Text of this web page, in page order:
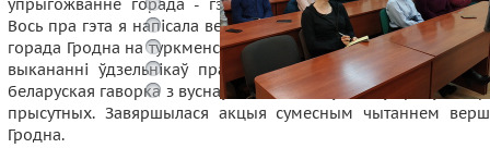
упрыгожванне горада - гэта людзі, добрыя, ветлівыя,
Вось пра гэта я напісала вершы. Паслухайце прызнанне ў
горада Гродна на туркменскай мове». Вершы пра Гродна
выкананні ўдзельнікаў праекта і на беларускай мове.
беларуская гаворка з вуснаў замежных студэнтаў кранула
прысутных. Завяршылася акцыя сумесным чытаннем
Гродна.